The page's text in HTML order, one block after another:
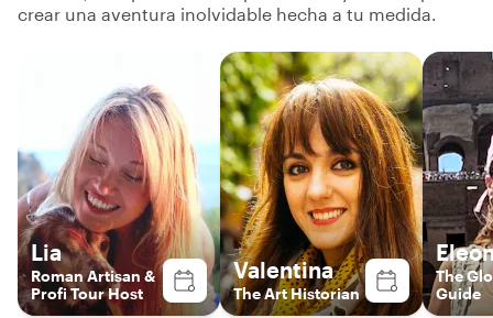
crear una aventura inolvidable hecha a tu medida.
Lia
Roman Artisan &
Profi Tour Host
Valentina
The Art Historian
The
Guide